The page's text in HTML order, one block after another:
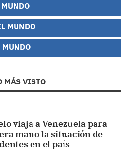
MUNDO
MUNDO
MÁS VISTO
viaja a Venezuela para
mano la situación de
en el país